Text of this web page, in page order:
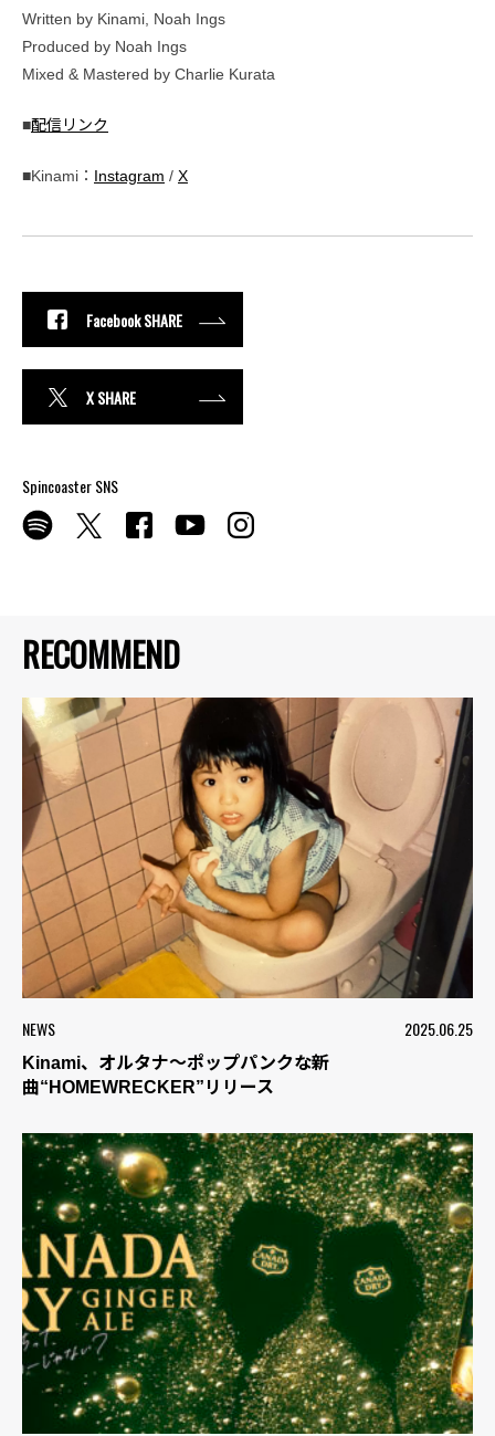
RECOMMEND
NEWS 2025.06.25
Kinami、オルタナ〜ポップパンクな新
曲“HOMEWRECKER”リリース
Written by Kinami, Noah Ings
Produced by Noah Ings
Mixed & Mastered by Charlie Kurata
■配信リンク
■Kinami： Instagram / X
Facebook SHARE
X SHARE
Spincoaster SNS